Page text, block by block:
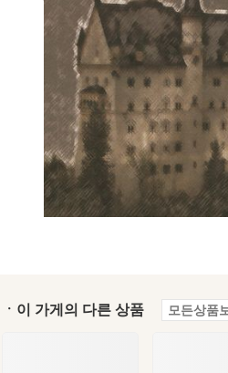
ㆍ이 가게의 다른 상품 모든상품